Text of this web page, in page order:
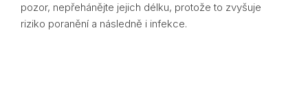
pozor, nepřehánějte jejich délku, protože to zvyšuje
riziko poranění a následně i infekce.